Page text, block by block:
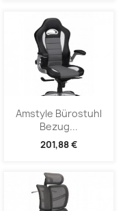
Amstyle Bürostuhl
Bezug...
201,88 €